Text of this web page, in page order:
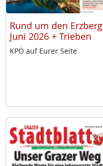
Rund um den Erzberg
Juni 2026 + Trieben
KPÖ auf Eu­rer Sei­te